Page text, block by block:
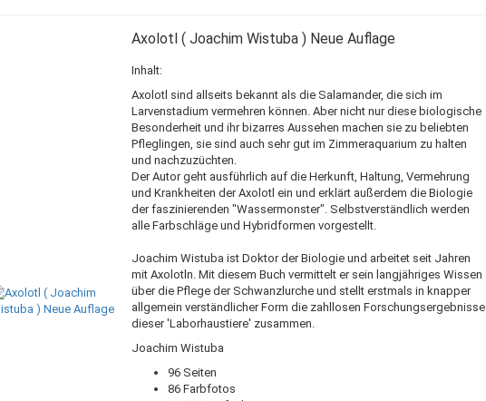
Axolotl ( Joachim Wistuba ) Neue Auflage
Inhalt:
Axolotl sind allseits bekannt als die Salamander, die sich im
Larvenstadium vermehren können. Aber nicht nur diese biologische
Besonderheit und ihr bizarres Aussehen machen sie zu beliebten
Pfleglingen, sie sind auch sehr gut im Zimmeraquarium zu halten
und nachzuzüchten.
Der Autor geht ausführlich auf die Herkunft, Haltung, Vermehrung
und Krankheiten der Axolotl ein und erklärt außerdem die Biologie
der faszinierenden "Wassermonster". Selbstverständlich werden
alle Farbschläge und Hybridformen vorgestellt.
Joachim Wistuba ist Doktor der Biologie und arbeitet seit Jahren
mit Axolotln. Mit diesem Buch vermittelt er sein langjähriges Wissen
über die Pflege der Schwanzlurche und stellt erstmals in knapper
allgemein verständlicher Form die zahllosen Forschungsergebnisse
dieser 'Laborhaustiere' zusammen.
Joachim Wistuba
96 Seiten
86 Farbfotos